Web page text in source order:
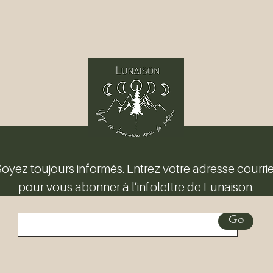
toujours informés. Entrez votre adresse
pour vous abonner à l’infolettre de Lunaison.
Go